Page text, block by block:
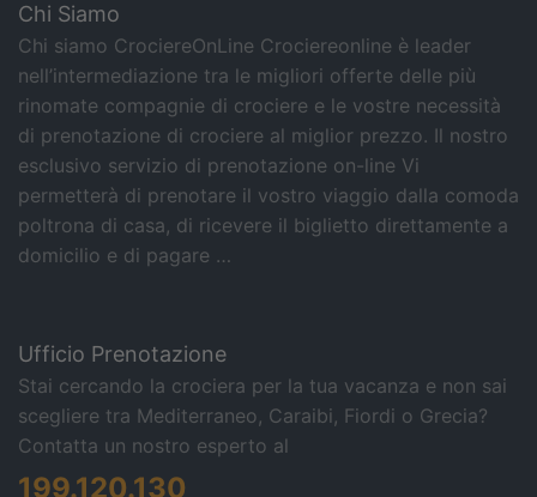
Chi Siamo
Chi siamo CrociereOnLine Crociereonline è leader
nell’intermediazione tra le migliori offerte delle più
rinomate compagnie di crociere e le vostre necessità
di prenotazione di crociere al miglior prezzo. Il nostro
esclusivo servizio di prenotazione on-line Vi
permetterà di prenotare il vostro viaggio dalla comoda
poltrona di casa, di ricevere il biglietto direttamente a
domicilio e di pagare …
Ufficio Prenotazione
Stai cercando la crociera per la tua vacanza e non sai
scegliere tra Mediterraneo, Caraibi, Fiordi o Grecia?
Contatta un nostro esperto al
199.120.130